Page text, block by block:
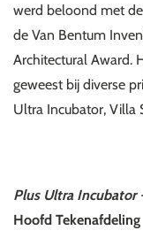
werd beloond met
de Van Bentum
Architectural Award.
geweest bij diverse
Ultra Incubator, Villa
Plus Ultra Incubator
Hoofd Tekenafdeling